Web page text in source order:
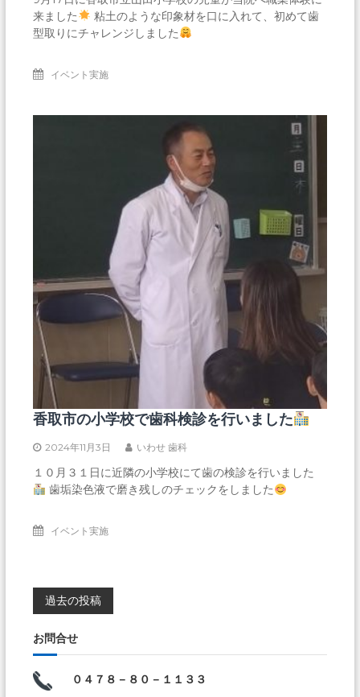
来ました
粘土のような印象材を口に入れて、初めて歯
型取りにチャレンジしました
イベント実施
香取市の小学校で歯科検診を行いました
2024年11月3日 いわせ 歯科
１０月３１日に近隣の小学校にて歯の検診を行いました
歯垢染色液で磨き残しのチェックをしました
イベント実施
投
稿
ナ
過去の投稿
お問合せ
０４７８－８０－１１３３